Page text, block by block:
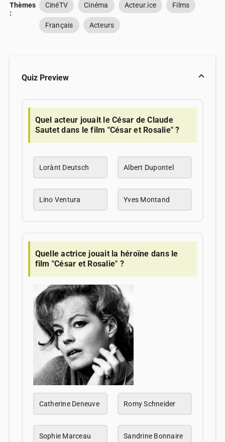
Thèmes
:
CinéTV Cinéma Acteur.ice Films
Français Acteurs
Quiz Preview
Quel acteur jouait le César de Claude
Sautet dans le film "César et Rosalie" ?
Lorànt Deutsch Albert Dupontel
Lino Ventura Yves Montand
Quelle actrice jouait la héroïne dans le
film "César et Rosalie" ?
Catherine Deneuve Romy Schneider
Sophie Marceau Sandrine Bonnaire